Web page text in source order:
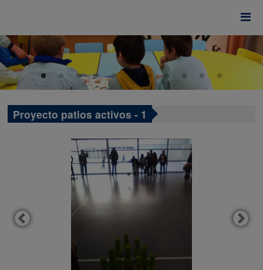
Proyecto patios activos - 1